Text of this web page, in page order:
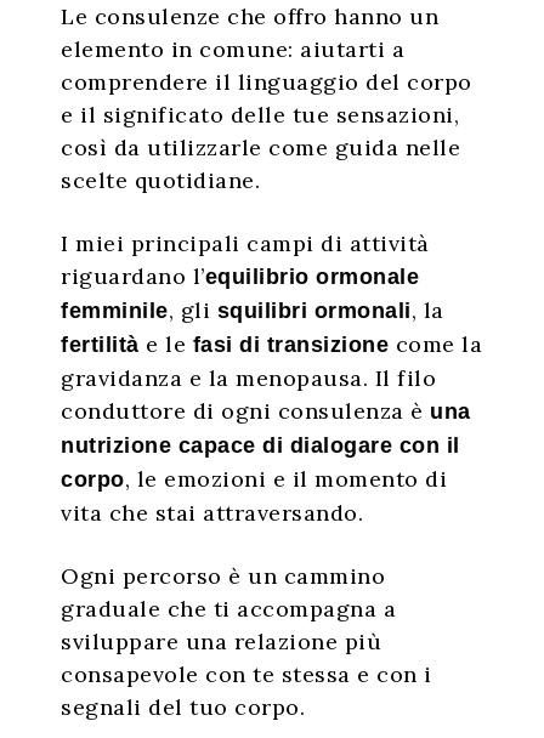
Le consulenze che offro hanno un
elemento in comune: aiutarti a
comprendere il linguaggio del corpo
e il significato delle tue sensazioni,
così da utilizzarle come guida nelle
scelte quotidiane.
I miei principali campi di attività
riguardano l’equilibrio ormonale
femminile, gli squilibri ormonali, la
fertilità e le fasi di transizione come la
gravidanza e la menopausa. Il filo
conduttore di ogni consulenza è una
nutrizione capace di dialogare con il
corpo, le emozioni e il momento di
vita che stai attraversando.
Ogni percorso è un cammino
graduale che ti accompagna a
sviluppare una relazione più
consapevole con te stessa e con i
segnali del tuo corpo.